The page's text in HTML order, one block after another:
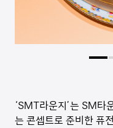
‘SMT라운지’는 SM
는 콘셉트로 준비한 퓨